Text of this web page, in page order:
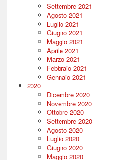
Settembre 2021
Agosto 2021
Luglio 2021
Giugno 2021
Maggio 2021
Aprile 2021
Marzo 2021
Febbraio 2021
Gennaio 2021
2020
Dicembre 2020
Novembre 2020
Ottobre 2020
Settembre 2020
Agosto 2020
Luglio 2020
Giugno 2020
Maggio 2020